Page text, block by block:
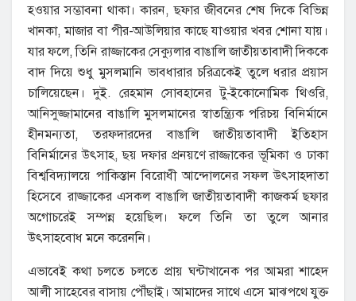
হওয়ার সম্ভাবনা থাকা। কারন, ছফার জীবনের শেষ দিকে বিভিন্ন
খানকা, মাজার বা পীর-আউলিয়ার কাছে যাওয়ার খবর শোনা যায়।
যার ফলে, তিনি রাজ্জাকের সেক্যুলার বাঙালি জাতীয়তাবাদী দিককে
বাদ দিয়ে শুধু মুসলমানি ভাবধারার চরিত্রকেই তুলে ধরার প্রয়াস
চালিয়েছেন। দুই. রেহমান সোবহানের টু-ইকোনোমিক থিওরি,
আনিসুজ্জামানের বাঙালি মুসলমানের স্বাতন্ত্র্যিক পরিচয় বিনির্মানে
হীনমন্যতা, তরফদারদের বাঙালি জাতীয়তাবাদী ইতিহাস
বিনির্মানের উৎসাহ, ছয় দফার প্রনয়ণে রাজ্জাকের ভূমিকা ও ঢাকা
বিশ্ববিদ্যালয়ে পাকিস্তান বিরোধী আন্দোলনের সফল উৎসাহদাতা
হিসেবে রাজ্জাকের এসকল বাঙালি জাতীয়তাবাদী কাজকর্ম ছফার
অগোচরেই সম্পন্ন হয়েছিল। ফলে তিনি তা তুলে আনার
উৎসাহবোধ মনে করেননি।
এভাবেই কথা চলতে চলতে প্রায় ঘন্টাখানেক পর আমরা শাহেদ
আলী সাহেবের বাসায় পৌঁছাই। আমাদের সাথে এসে মাঝপথে যুক্ত